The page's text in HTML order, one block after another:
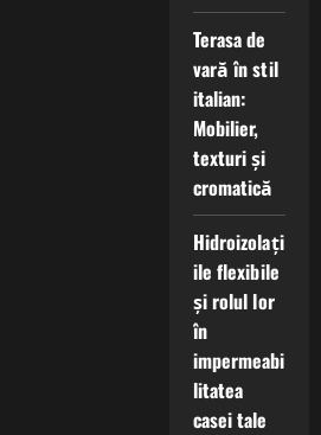
Terasa de
vară în stil
italian:
Mobilier,
texturi și
cromatică
Hidroizolați
ile flexibile
și rolul lor
în
impermeabi
litatea
casei tale